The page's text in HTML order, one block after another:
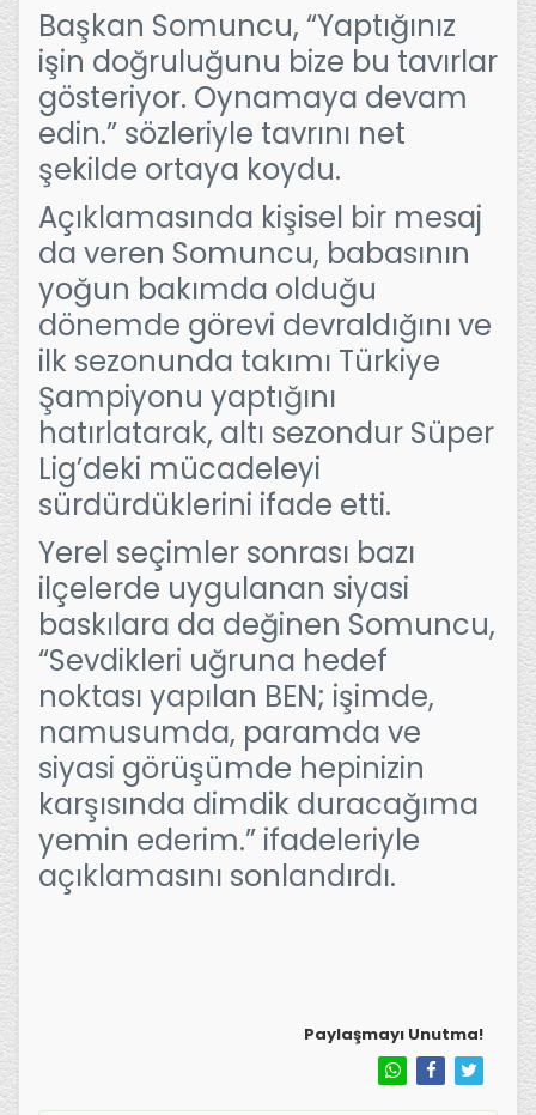
Başkan Somuncu, “Yaptığınız
işin doğruluğunu bize bu tavırlar
gösteriyor. Oynamaya devam
edin.” sözleriyle tavrını net
şekilde ortaya koydu.
Açıklamasında kişisel bir mesaj
da veren Somuncu, babasının
yoğun bakımda olduğu
dönemde görevi devraldığını ve
ilk sezonunda takımı Türkiye
Şampiyonu yaptığını
hatırlatarak, altı sezondur Süper
Lig’deki mücadeleyi
sürdürdüklerini ifade etti.
Yerel seçimler sonrası bazı
ilçelerde uygulanan siyasi
baskılara da değinen Somuncu,
“Sevdikleri uğruna hedef
noktası yapılan BEN; işimde,
namusumda, paramda ve
siyasi görüşümde hepinizin
karşısında dimdik duracağıma
yemin ederim.” ifadeleriyle
açıklamasını sonlandırdı.
Paylaşmayı Unutma!